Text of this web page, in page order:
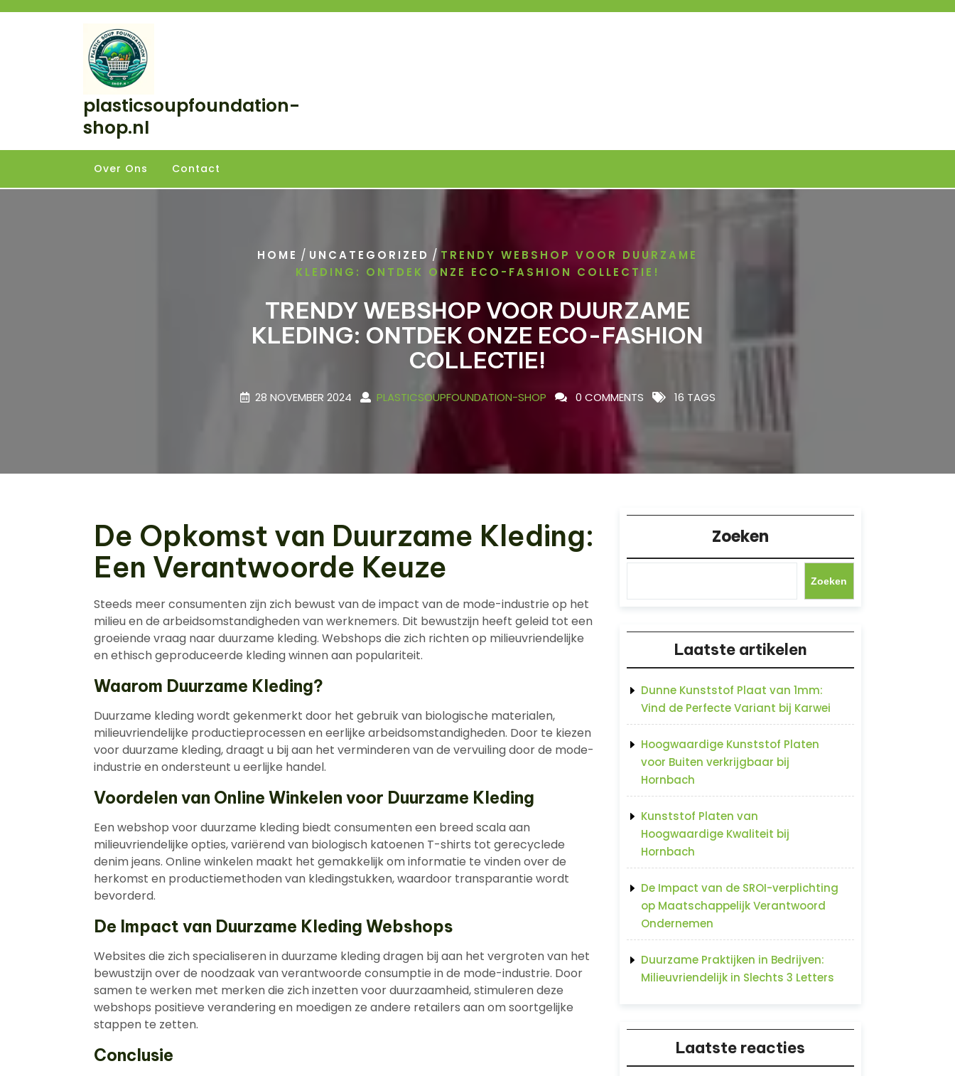
plasticsoupfoundation-
shop.nl
Over Ons Contact
HOME / UNCATEGORIZED / TRENDY WEBSHOP VOOR DUURZAME
KLEDING: ONTDEK ONZE ECO-FASHION COLLECTIE!
TRENDY WEBSHOP VOOR DUURZAME
KLEDING: ONTDEK ONZE ECO-FASHION
COLLECTIE!
28 NOVEMBER 2024 PLASTICSOUPFOUNDATION-SHOP 0 COMMENTS 16 TAGS
De Opkomst van Duurzame Kleding:
Een Verantwoorde Keuze
Steeds meer consumenten zijn zich bewust van de impact van de mode-industrie op het
milieu en de arbeidsomstandigheden van werknemers. Dit bewustzijn heeft geleid tot een
groeiende vraag naar duurzame kleding. Webshops die zich richten op milieuvriendelijke
en ethisch geproduceerde kleding winnen aan populariteit.
Waarom Duurzame Kleding?
Duurzame kleding wordt gekenmerkt door het gebruik van biologische materialen,
milieuvriendelijke productieprocessen en eerlijke arbeidsomstandigheden. Door te kiezen
voor duurzame kleding, draagt u bij aan het verminderen van de vervuiling door de mode-
industrie en ondersteunt u eerlijke handel.
Voordelen van Online Winkelen voor Duurzame Kleding
Een webshop voor duurzame kleding biedt consumenten een breed scala aan
milieuvriendelijke opties, variërend van biologisch katoenen T-shirts tot gerecyclede
denim jeans. Online winkelen maakt het gemakkelijk om informatie te vinden over de
herkomst en productiemethoden van kledingstukken, waardoor transparantie wordt
bevorderd.
De Impact van Duurzame Kleding Webshops
Websites die zich specialiseren in duurzame kleding dragen bij aan het vergroten van het
bewustzijn over de noodzaak van verantwoorde consumptie in de mode-industrie. Door
samen te werken met merken die zich inzetten voor duurzaamheid, stimuleren deze
webshops positieve verandering en moedigen ze andere retailers aan om soortgelijke
stappen te zetten.
Conclusie
Zoeken
Zoeken
Laatste artikelen
Dunne Kunststof Plaat van 1mm:
Vind de Perfecte Variant bij Karwei
Hoogwaardige Kunststof Platen
voor Buiten verkrijgbaar bij
Hornbach
Kunststof Platen van
Hoogwaardige Kwaliteit bij
Hornbach
De Impact van de SROI-verplichting
op Maatschappelijk Verantwoord
Ondernemen
Duurzame Praktijken in Bedrijven:
Milieuvriendelijk in Slechts 3 Letters
Laatste reacties